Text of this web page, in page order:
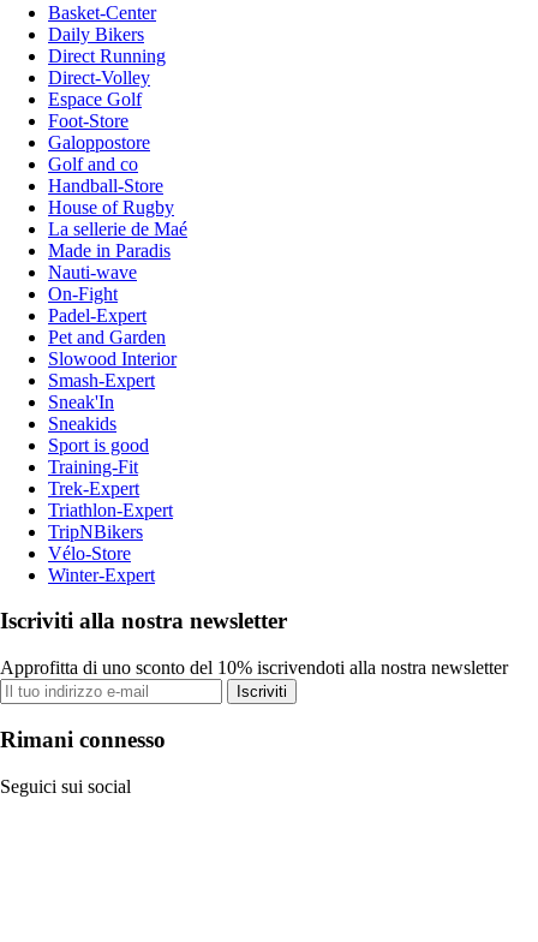
Basket-Center
Daily Bikers
Direct Running
Direct-Volley
Espace Golf
Foot-Store
Galoppostore
Golf and co
Handball-Store
House of Rugby
La sellerie de Maé
Made in Paradis
Nauti-wave
On-Fight
Padel-Expert
Pet and Garden
Slowood Interior
Smash-Expert
Sneak'In
Sneakids
Sport is good
Training-Fit
Trek-Expert
Triathlon-Expert
TripNBikers
Vélo-Store
Winter-Expert
Iscriviti alla nostra newsletter
Approfitta di uno sconto del 10% iscrivendoti alla nostra newsletter
Iscriviti
Rimani connesso
Seguici sui social